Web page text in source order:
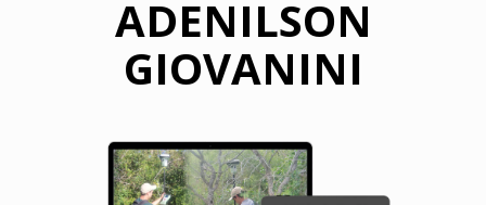
ADENILSON
GIOVANINI